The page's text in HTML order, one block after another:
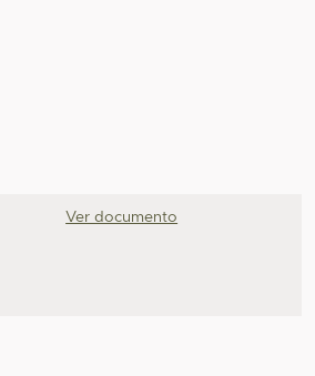
Ver documento